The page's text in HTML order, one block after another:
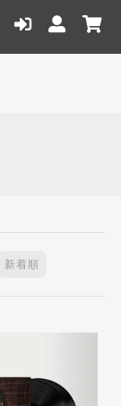
新着順